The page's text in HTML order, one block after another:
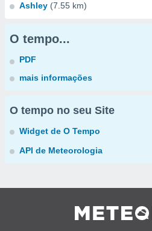
Ashley (7.55 km)
O tempo...
PDF
mais informações
O tempo no seu Site
Widget de O Tempo
API de Meteorologia